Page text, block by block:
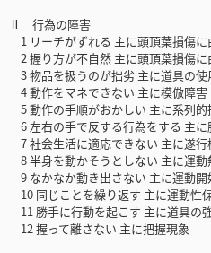
Ⅱ 行為の障害
1 リーチがずれる 主に頭頂葉損傷
2 握り方が不自然 主に頭頂葉損傷
3 物品を扱うのが拙劣 主に道具の使
4 動作をマネできない 主に模倣障害
5 動作の手順がおかしい 主に系列的
6 左右の手で反する行為をする 主
7 社会生活に適応できない 主に遂行
8 半身を動かそうとしない 主に運動
9 なかなか動き出さない 主に運動開
10 同じことを繰り返す 主に運動性
11 勝手に行動を起こす 主に道具の
12 握って離さない 主に把握現象